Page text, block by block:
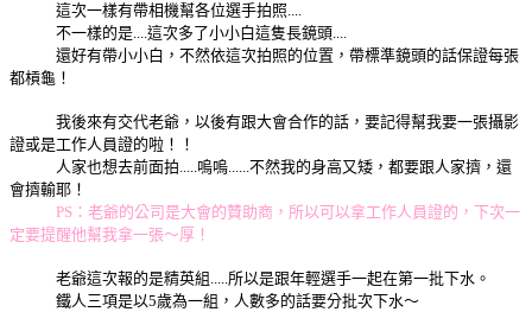
這次一樣有帶相機幫各位選手拍照....
不一樣的是....這次多了小小白這隻長鏡頭....
還好有帶小小白，不然依這次拍照的位置，帶標準鏡頭的話保證每張
都槓龜！
我後來有交代老爺，以後有跟大會合作的話，要記得幫我要一張攝影
證或是工作人員證的啦！！
人家也想去前面拍.....嗚嗚......不然我的身高又矮，都要跟人家擠，還
會擠輸耶！
PS：老爺的公司是大會的贊助商，所以可以拿工作人員證的，下次一
定要提醒他幫我拿一張～厚！
老爺這次報的是精英組.....所以是跟年輕選手一起在第一批下水。
鐵人三項是以5歲為一組，人數多的話要分批次下水～